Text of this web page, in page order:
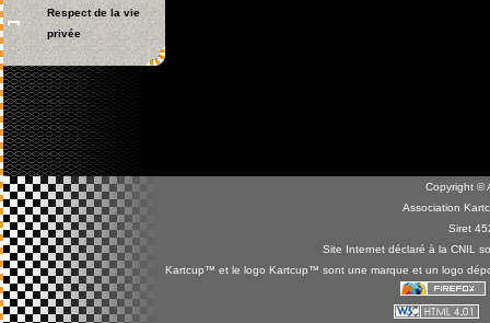
Respect de la vie
privée
Copyright ©
Association
Siret
Site Internet déclaré à la CNIL
Kartcup™ et le logo Kartcup™ sont une marque et un logo